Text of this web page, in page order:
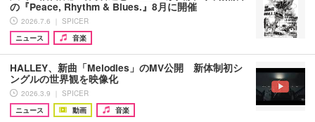
の『Peace, Rhythm & Blues.』8月に開催
2026.7.6 ｜ SPICER
ニュース
音楽
HALLEY、新曲「Melodies」のMV公開 新体制初シ
ングルの世界観を映像化
2026.3.9 ｜ SPICER
ニュース
動画 音楽